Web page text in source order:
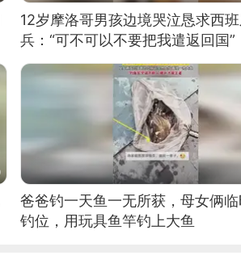
12岁摩洛哥男孩边境哭泣恳求西
兵：“可不可以不要把我遣返回国”
爸爸钓一天鱼一无所获，母女俩
钓位，用玩具鱼竿钓上大鱼